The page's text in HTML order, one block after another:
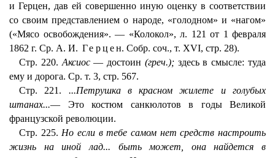
и Герцен, дав ей совершенно иную оценку в соответствии
со своим представлением о народе, «голодном» и «нагом»
(«Мясо освобождения». — «Колокол», л. 121 от 1 февраля
1862 г. Ср. А. И. Герцен. Собр. соч., т. XVI, стр. 28).
Стр. 220.Аксиос— достоин (греч.); здесь в смысле: туда
ему и дорога. Ср. т. 3, стр. 567.
Стр. 221. ...Петрушка в красном жилете и голубых
штанах...— Это костюм санкюлотов в годы Великой
французской революции.
Стр. 225.Но если в тебе самом нет средств настроить
жизнь на иной лад... быть может, она найдется в